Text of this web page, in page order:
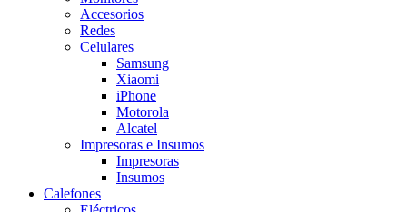
Accesorios
Redes
Celulares
Samsung
Xiaomi
iPhone
Motorola
Alcatel
Impresoras e Insumos
Impresoras
Insumos
Calefones